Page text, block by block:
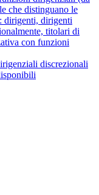
che distinguano le
dirigenti, dirigenti
titolari di
con funzioni
discrezionali